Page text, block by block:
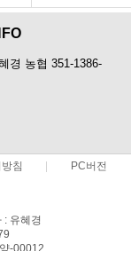
경 농협 351-1386-
침 PC버전
: 유혜경
-00012